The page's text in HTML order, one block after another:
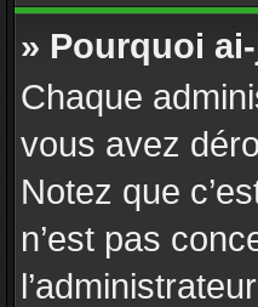
» Pourquoi
Chaque
vous avez
Notez que
n’est pas